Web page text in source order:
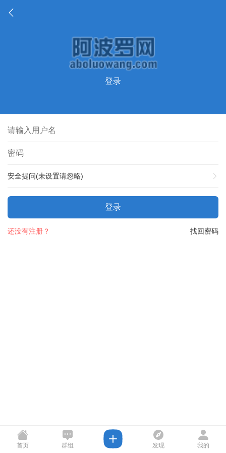
登录
安全提问(未设置请忽略)
登录
找回密码
还没有注册？
首页 群组 发现 我的